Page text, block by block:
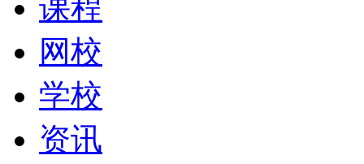
课程
网校
学校
资讯